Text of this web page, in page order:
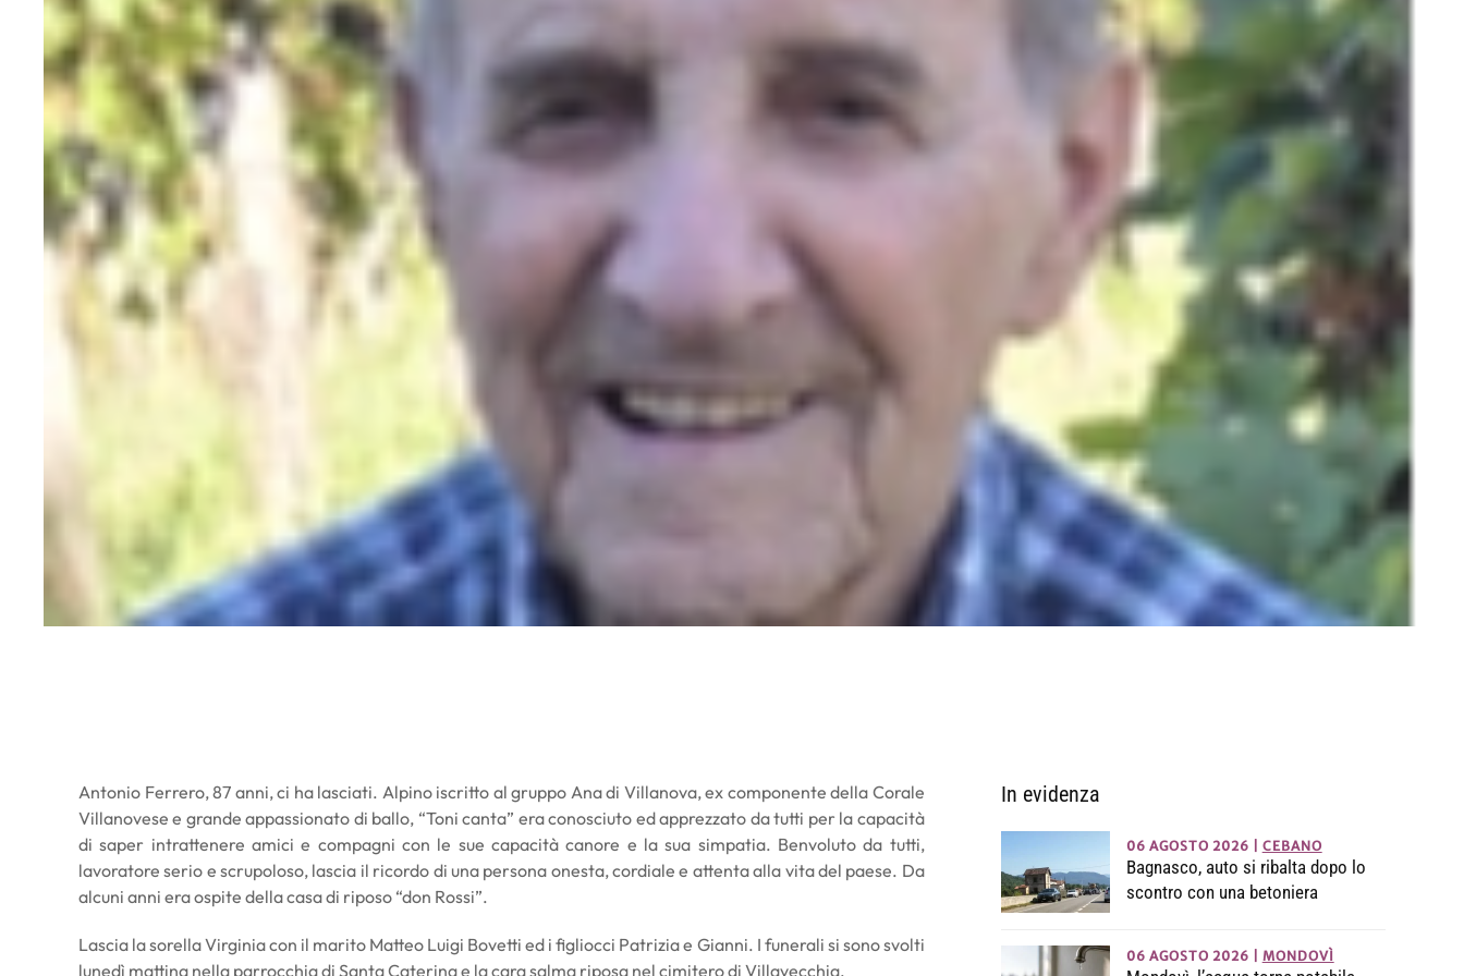
Antonio Ferrero, 87 anni, ci ha lasciati. Alpino iscritto al gruppo Ana di Villanova, ex componente della Corale
Villanovese e grande appassionato di ballo, “Toni canta” era conosciuto ed apprezzato da tutti per la capacità
di saper intrattenere amici e compagni con le sue capacità canore e la sua simpatia. Benvoluto da tutti,
lavoratore serio e scrupoloso, lascia il ricordo di una persona onesta, cordiale e attenta alla vita del paese. Da
alcuni anni era ospite della casa di riposo “don Rossi”.
Lascia la sorella Virginia con il marito Matteo Luigi Bovetti ed i figliocci Patrizia e Gianni. I funerali si sono svolti
lunedì mattina nella parrocchia di Santa Caterina e la cara salma riposa nel cimitero di Villavecchia.
In evidenza
06 AGOSTO 2026 CEBANO
Bagnasco, auto si ribalta dopo lo
scontro con una betoniera
06 AGOSTO 2026 MONDOVÌ